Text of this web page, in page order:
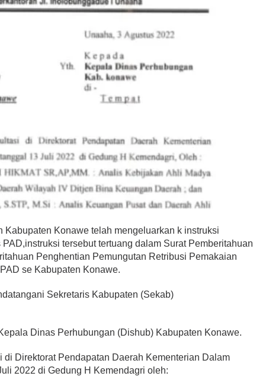
Kabupaten Konawe telah mengeluarkan k instruksi
tersebut tertuang dalam Surat Pemberitahuan
Penghentian Pemungutan Retribusi Pemakaian
se Kabupaten Konawe.
Sekretaris Kabupaten (Sekab)
Dinas Perhubungan (Dishub) Kabupaten Konawe.
Direktorat Pendapatan Daerah Kementerian Dalam
2022 di Gedung H Kemendagri oleh: